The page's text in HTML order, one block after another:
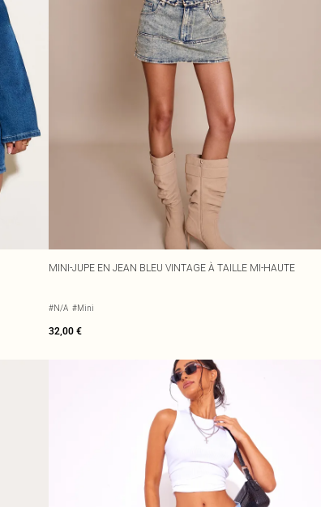
MINI-JUPE EN JEAN BLEU VINTAGE À TAILLE MI-HAUTE
#N/A #Mini
32,00 €